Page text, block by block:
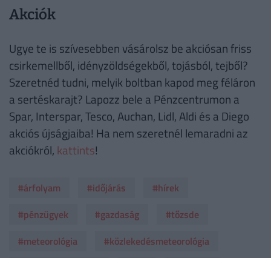
Akciók
Ugye te is szívesebben vásárolsz be akciósan friss
csirkemellből, idényzöldségekből, tojásból, tejből?
Szeretnéd tudni, melyik boltban kapod meg féláron
a sertéskarajt? Lapozz bele a Pénzcentrumon a
Spar, Interspar, Tesco, Auchan, Lidl, Aldi és a Diego
akciós újságjaiba! Ha nem szeretnél lemaradni az
akciókról, kattints!
#árfolyam #időjárás
#hírek
#pénzügyek
#gazdaság
#tőzsde
#meteorológia
#közlekedésmeteorológia